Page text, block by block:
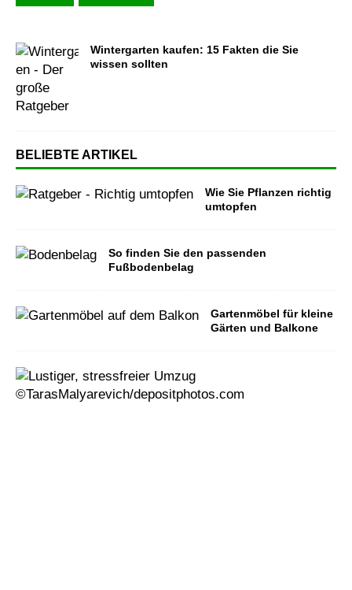
Wintergarten kaufen: 15 Fakten die Sie
wissen sollten
BELIEBTE ARTIKEL
Wie Sie Pflanzen richtig
umtopfen
So finden Sie den passenden
Fußbodenbelag
Gartenmöbel für kleine
Gärten und Balkone